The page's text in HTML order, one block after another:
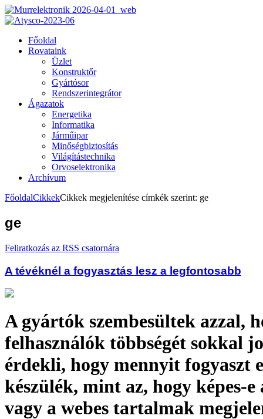
Főoldal
Rovataink
Üzlet
Konstruktőr
Gyártósor
Rendszerintegrátor
Ágazatok
Energetika
Informatika
Járműipar
Minőségbiztosítás
Világítástechnika
Orvoselektronika
Archívum
FőoldalCikkekCikkek megjelenítése címkék szerint: ge
ge
Feliratkozás az RSS csatornára
A tévéknél a fogyasztás lesz a legfontosabb
A gyártók szembesültek azzal,
felhasználók többségét sokkal
érdekli, hogy mennyit fogyaszt
készülék, mint az, hogy képes-e
vagy a webes tartalmak